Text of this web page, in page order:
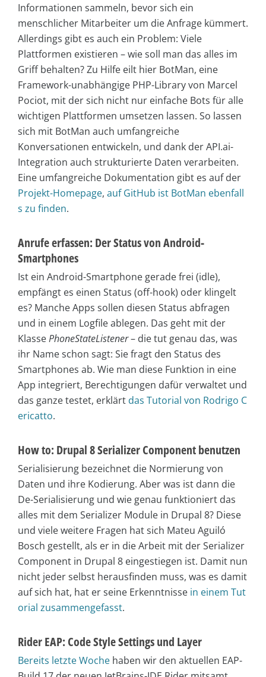
Informationen sammeln, bevor sich ein
menschlicher Mitarbeiter um die Anfrage kümmert.
Allerdings gibt es auch ein Problem: Viele
Plattformen existieren – wie soll man das alles im
Griff behalten? Zu Hilfe eilt hier BotMan, eine
Framework-unabhängige PHP-Library von Marcel
Pociot, mit der sich nicht nur einfache Bots für alle
wichtigen Plattformen umsetzen lassen. So lassen
sich mit BotMan auch umfangreiche
Konversationen entwickeln, und dank der API.ai-
Integration auch strukturierte Daten verarbeiten.
Eine umfangreiche Dokumentation gibt es auf der
Projekt-Homepage, auf GitHub ist BotMan ebenfall
s zu finden.
Anrufe erfassen: Der Status von Android-
Smartphones
Ist ein Android-Smartphone gerade frei (idle),
empfängt es einen Status (off-hook) oder klingelt
es? Manche Apps sollen diesen Status abfragen
und in einem Logfile ablegen. Das geht mit der
KlassePhoneStateListener– die tut genau das, was
ihr Name schon sagt: Sie fragt den Status des
Smartphones ab. Wie man diese Funktion in eine
App integriert, Berechtigungen dafür verwaltet und
das ganze testet, erklärt das Tutorial von Rodrigo C
ericatto.
How to: Drupal 8 Serializer Component benutzen
Serialisierung bezeichnet die Normierung von
Daten und ihre Kodierung. Aber was ist dann die
De-Serialisierung und wie genau funktioniert das
alles mit dem Serializer Module in Drupal 8? Diese
und viele weitere Fragen hat sich Mateu Aguiló
Bosch gestellt, als er in die Arbeit mit der Serializer
Component in Drupal 8 eingestiegen ist. Damit nun
nicht jeder selbst herausfinden muss, was es damit
auf sich hat, hat er seine Erkenntnisse in einem Tut
orial zusammengefasst.
Rider EAP: Code Style Settings und Layer
Bereits letzte Woche haben wir den aktuellen EAP-